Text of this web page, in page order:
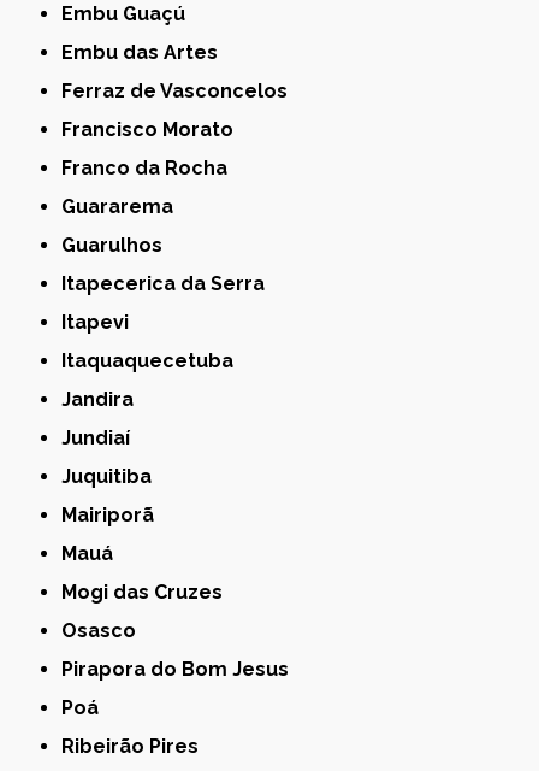
Embu Guaçú
Embu das Artes
Ferraz de Vasconcelos
Francisco Morato
Franco da Rocha
Guararema
Guarulhos
Itapecerica da Serra
Itapevi
Itaquaquecetuba
Jandira
Jundiaí
Juquitiba
Mairiporã
Mauá
Mogi das Cruzes
Osasco
Pirapora do Bom Jesus
Poá
Ribeirão Pires